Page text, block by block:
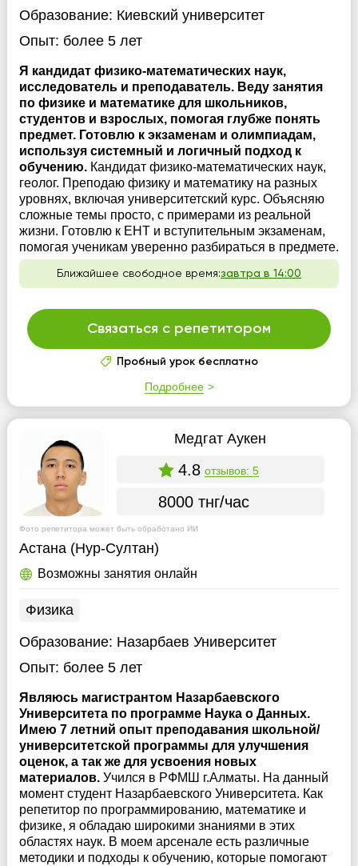
Образование: Киевский университет
Опыт: более 5 лет
Я кандидат физико-математических наук,
исследователь и преподаватель. Веду занятия
по физике и математике для школьников,
студентов и взрослых, помогая глубже понять
предмет. Готовлю к экзаменам и олимпиадам,
используя системный и логичный подход к
обучению. Кандидат физико-математических наук,
геолог. Преподаю физику и математику на разных
уровнях, включая университетский курс. Объясняю
сложные темы просто, с примерами из реальной
жизни. Готовлю к ЕНТ и вступительным экзаменам,
помогая ученикам уверенно разбираться в предмете.
Ближайшее свободное время:завтра в 14:00
Связаться с репетитором
Пробный урок бесплатно
Подробнее
Медгат Аукен
4.8 отзывов: 5
8000 тнг/час
Фото репетитора может быть обработано ИИ
Астана (Нур-Султан)
Возможны занятия онлайн
Физика
Образование: Назарбаев Университет
Опыт: более 5 лет
Являюсь магистрантом Назарбаевского
Университета по программе Наука о Данных.
Имею 7 летний опыт преподавания школьной/
университетской программы для улучшения
оценок, а так же для усвоения новых
материалов. Учился в РФМШ г.Алматы. На данный
момент студент Назарбаевского Университета. Как
репетитор по программированию, математике и
физике, я обладаю широкими знаниями в этих
областях наук. В моем арсенале есть различные
методики и подходы к обучению, которые помогают